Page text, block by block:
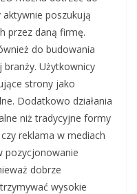
poszukują
przez daną firmę.
do budowania
Użytkownicy
strony jako
Dodatkowo działania
niż tradycyjne formy
reklama w mediach
pozycjonowanie
dobrze
wysokie